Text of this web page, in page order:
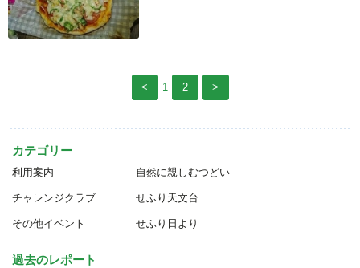
< 1 2 >
カテゴリー
利用案内 自然に親しむつどい
チャレンジクラブ せふり天文台
その他イベント せふり日より
過去のレポート